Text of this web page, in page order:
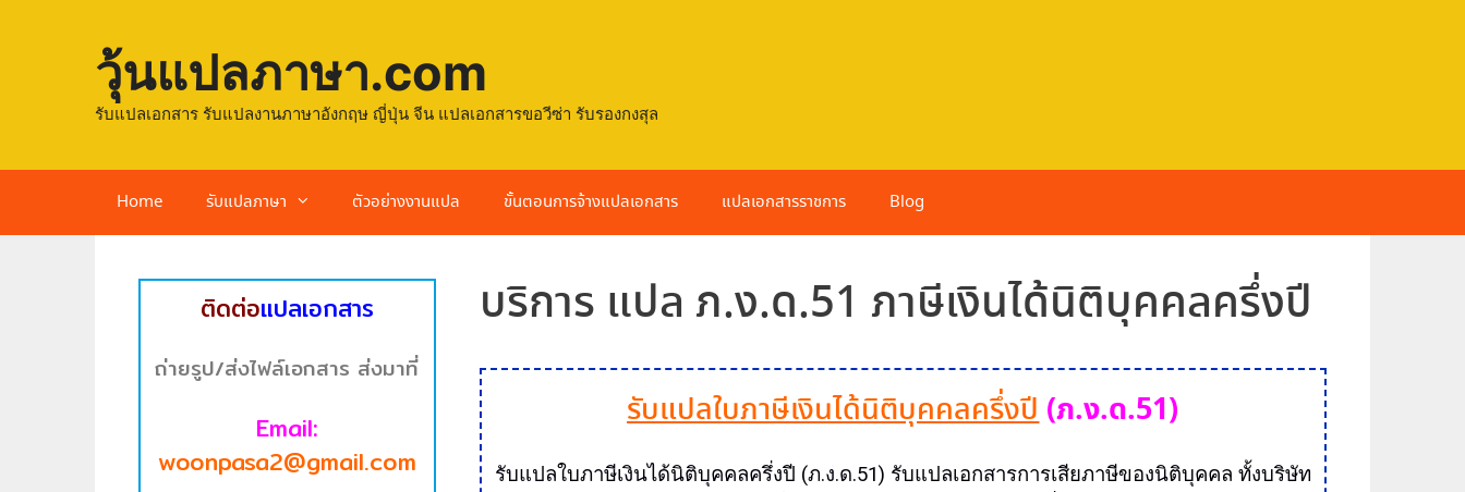
วุ้นแปลภาษา.com
รับแปลเอกสาร รับแปลงานภาษาอังกฤษ ญี่ปุ่น จีน แปลเอกสารขอวีซ่า รับรองกงสุล
Home รับแปลภาษา ตัวอย่างงานแปล ขั้นตอนการจ้างแปลเอกสาร แปลเอกสารราชการ Blog
บริการ แปล ภ.ง.ด.51 ภาษีเงินได้นิติบุคคลครึ่งปี
รับแปลใบภาษีเงินได้นิติบุคคลครึ่งปี(ภ.ง.ด.51)
รับแปลใบภาษีเงินได้นิติบุคคลครึ่งปี (ภ.ง.ด.51) รับแปลเอกสารการเสียภาษีของนิติบุคคล ทั้งบริษัท
ติดต่อแปลเอกสาร
ถ่ายรูป/ส่งไฟล์เอกสาร ส่งมาที่
Email:
woonpasa2@gmail.com